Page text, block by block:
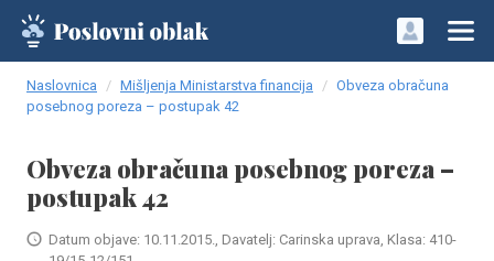
Naslovnica Mišljenja Ministarstva financija
Obveza obračuna
posebnog poreza – postupak 42
Obveza obračuna posebnog poreza –
postupak 42
Datum objave: 10.11.2015., Davatelj: Carinska uprava, Klasa: 410-